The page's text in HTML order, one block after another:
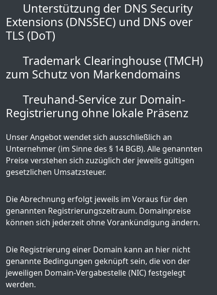
Unterstützung der DNS Security
Extensions (DNSSEC) und DNS over
TLS (DoT)
Trademark Clearinghouse (TMCH)
zum Schutz von Markendomains
Treuhand-Service zur Domain-
Registrierung ohne lokale Präsenz
Unser Angebot wendet sich ausschließlich an
Unternehmer (im Sinne des § 14 BGB). Alle genannten
Preise verstehen sich zuzüglich der jeweils gültigen
gesetzlichen Umsatzsteuer.
Die Abrechnung erfolgt jeweils im Voraus für den
genannten Registrierungszeitraum. Domainpreise
können sich jederzeit ohne Vorankündigung ändern.
Die Registrierung einer Domain kann an hier nicht
genannte Bedingungen geknüpft sein, die von der
jeweiligen Domain-Vergabestelle (NIC) festgelegt
werden.